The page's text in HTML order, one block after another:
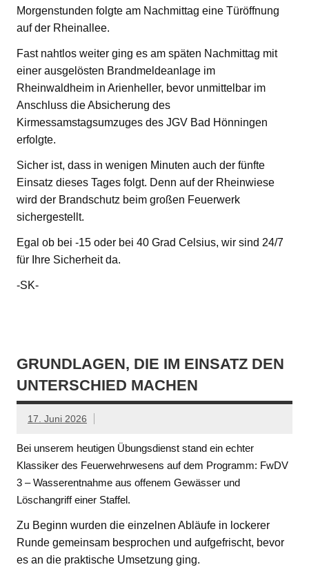
Morgenstunden folgte am Nachmittag eine Türöffnung
auf der Rheinallee.
Fast nahtlos weiter ging es am späten Nachmittag mit
einer ausgelösten Brandmeldeanlage im
Rheinwaldheim in Arienheller, bevor unmittelbar im
Anschluss die Absicherung des
Kirmessamstagsumzuges des JGV Bad Hönningen
erfolgte.
Sicher ist, dass in wenigen Minuten auch der fünfte
Einsatz dieses Tages folgt. Denn auf der Rheinwiese
wird der Brandschutz beim großen Feuerwerk
sichergestellt.
Egal ob bei -15 oder bei 40 Grad Celsius, wir sind 24/7
für Ihre Sicherheit da.
-SK-
GRUNDLAGEN, DIE IM EINSATZ DEN
UNTERSCHIED MACHEN
17. Juni 2026
Bei unserem heutigen Übungsdienst stand ein echter
Klassiker des Feuerwehrwesens auf dem Programm: FwDV
3 – Wasserentnahme aus offenem Gewässer und
Löschangriff einer Staffel.
Zu Beginn wurden die einzelnen Abläufe in lockerer
Runde gemeinsam besprochen und aufgefrischt, bevor
es an die praktische Umsetzung ging.